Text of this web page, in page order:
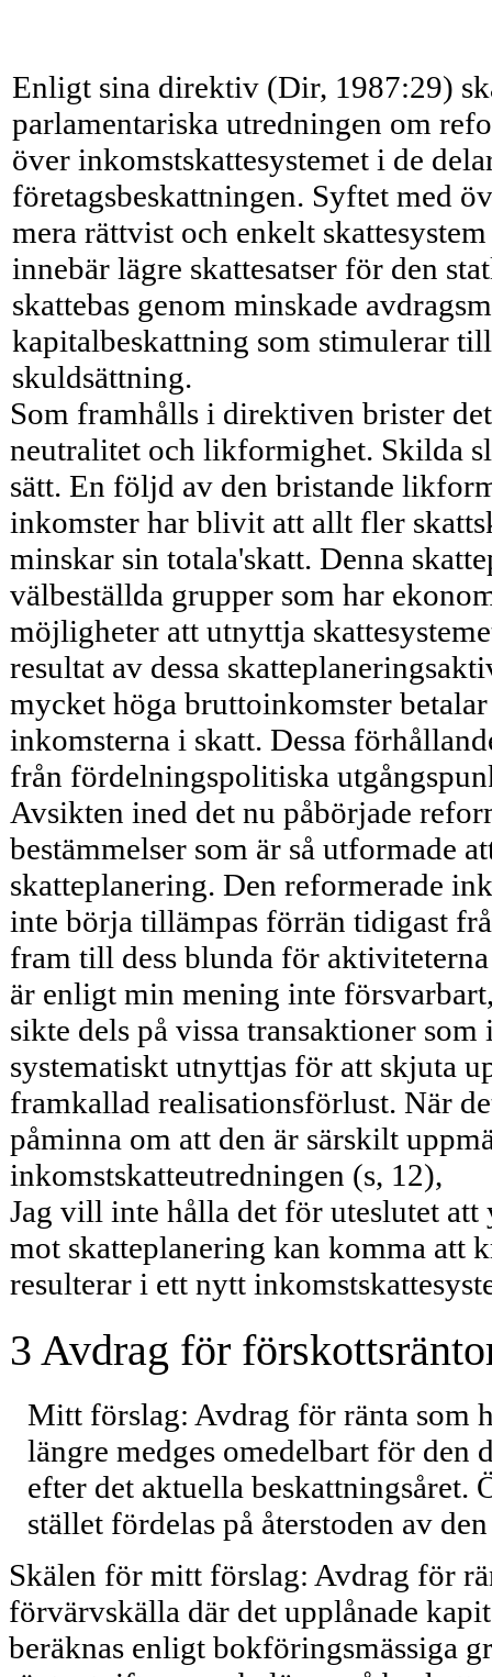
Enligt sina direktiv (Dir, 1987:29)
parlamentariska utredningen om
över inkomstskattesyste­met i de
företagsbeskattningen. Syftet med
mera rättvist och enkelt
innebär lägre skattesatser för den
skattebas genom minskade
kapitalbeskattning som stimulerar
skuldsättning.
Som framhålls i direktiven brister
neutralitet och likformighet. Skilda
sätt. En följd av den bristande
inkomster har blivit att allt fler
minskar sin totala'skatt. Denna
välbeställda grupper som har
möjligheter att utnyttja
resultat av dessa
mycket höga bruttoinkomster
inkomsterna i skatt. Dessa
från fördelningspolitiska
Avsikten ined det nu påbörjade
bestämmelser som är så utformade
skattepla­nering. Den reformerade
inte börja tillämpas förrän tidigast
fram till dess blunda för
är enligt min mening inte
sikte dels på vissa transaktioner
systematiskt utnyttjas för att skjuta
framkallad realisationsförlust. När
påminna om att den är särskilt
inkomstskatteutredningen (s, 12),
Jag vill inte hålla det för uteslutet
mot skatteplanering kan komma att
resulterar i ett nytt
3 Avdrag för
Mitt förslag: Avdrag för ränta som
längre medges omedelbart för den
efter det aktuella beskattningsåret.
stället fördelas på återstoden av
Skälen för mitt förslag: Avdrag för
förvärvskälla där det upplånade
beräknas enligt bokföringsmässiga